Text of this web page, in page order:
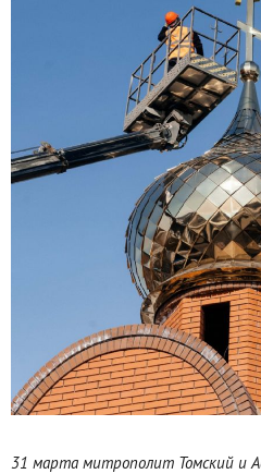
31 марта митрополит Томский и